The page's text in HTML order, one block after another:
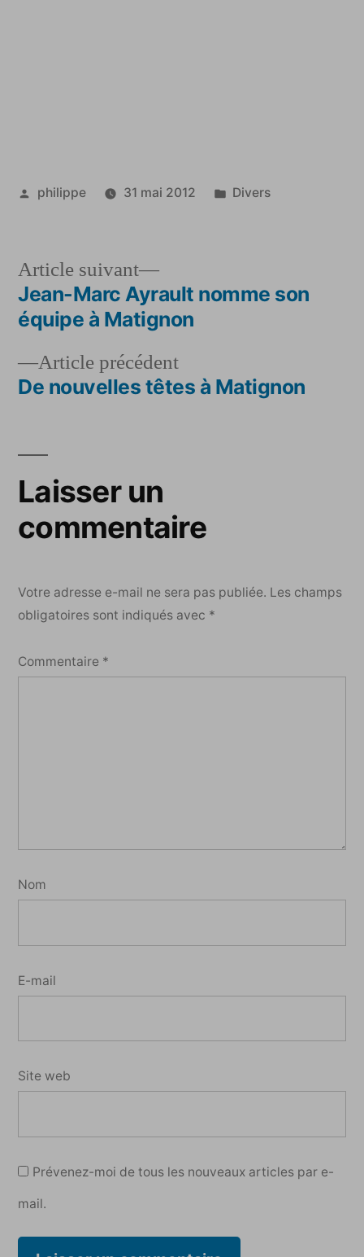
Publié
philippe 31 mai 2012
Publié
Divers
Navigation
l’article
Article précédentArticle
précédent :
De nouvelles têtes à Matignon
Article suivant
Article
suivant :
Jean-Marc Ayrault nomme son
équipe à Matignon
Laisser un
commentaire
Votre adresse e-mail ne sera pas publiée. Les champs
obligatoires sont indiqués avec *
Commentaire *
Nom
E-mail
Site web
Prévenez-moi de tous les nouveaux articles par e-
mail.